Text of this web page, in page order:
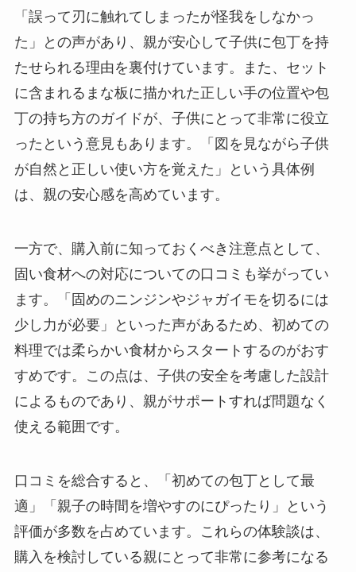
「誤って刃に触れてしまったが怪我をしなかっ
た」との声があり、親が安心して子供に包丁を持
たせられる理由を裏付けています。また、セット
に含まれるまな板に描かれた正しい手の位置や包
丁の持ち方のガイドが、子供にとって非常に役立
ったという意見もあります。「図を見ながら子供
が自然と正しい使い方を覚えた」という具体例
は、親の安心感を高めています。
一方で、購入前に知っておくべき注意点として、
固い食材への対応についての口コミも挙がってい
ます。「固めのニンジンやジャガイモを切るには
少し力が必要」といった声があるため、初めての
料理では柔らかい食材からスタートするのがおす
すめです。この点は、子供の安全を考慮した設計
によるものであり、親がサポートすれば問題なく
使える範囲です。
口コミを総合すると、「初めての包丁として最
適」「親子の時間を増やすのにぴったり」という
評価が多数を占めています。これらの体験談は、
購入を検討している親にとって非常に参考になる